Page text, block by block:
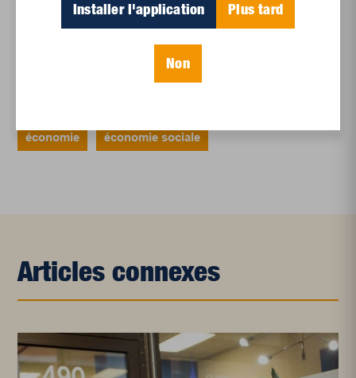
économie économie sociale
Articles connexes
Installer l'application Plus tard
Non